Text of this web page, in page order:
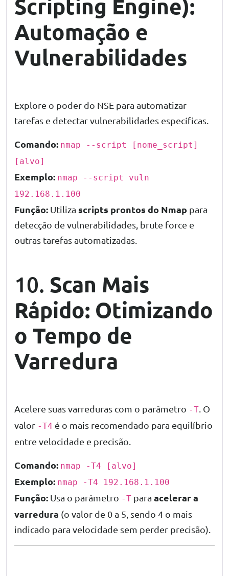
Scripting Engine):
Automação e
Vulnerabilidades
Explore o poder do NSE para automatizar
tarefas e detectar vulnerabilidades específicas.
Comando: nmap --script [nome_script]
[alvo]
Exemplo: nmap --script vuln
192.168.1.100
Função: Utiliza scripts prontos do Nmap para
detecção de vulnerabilidades, brute force e
outras tarefas automatizadas.
10. Scan Mais
Rápido: Otimizando
o Tempo de
Varredura
Acelere suas varreduras com o parâmetro -T . O
valor -T4 é o mais recomendado para equilíbrio
entre velocidade e precisão.
Comando: nmap -T4 [alvo]
Exemplo: nmap -T4 192.168.1.100
Função: Usa o parâmetro -T para acelerar a
varredura (o valor de 0 a 5, sendo 4 o mais
indicado para velocidade sem perder precisão).